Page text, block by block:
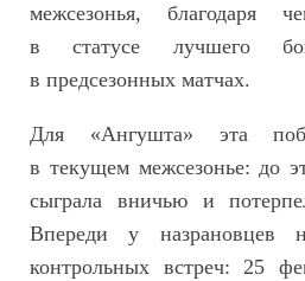
межсезонья, благодаря
в статусе лучшего
в предсезонных матчах.
Для «Ангушта» эта
в текущем межсезонье: до
сыграла вничью и
Впереди у назрановцев
контрольных встреч: 25